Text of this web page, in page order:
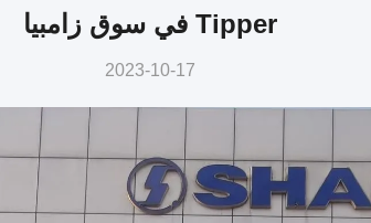
Tipper في سوق زامبيا
2023-10-17